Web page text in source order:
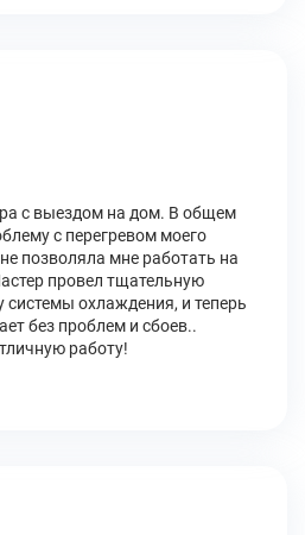
с выездом на дом. В общем
с перегревом моего
позволяла мне работать на
провел тщательную
системы охлаждения, и теперь
без проблем и сбоев..
работу!